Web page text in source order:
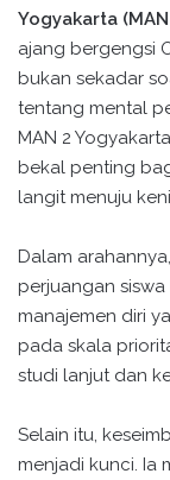
Yogyakarta
ajang bergengsi
bukan sekadar
tentang mental
MAN 2
bekal penting
langit menuju
Dalam
perjuangan
manajemen diri
pada skala
studi lanjut dan
Selain itu,
menjadi kunci. Ia